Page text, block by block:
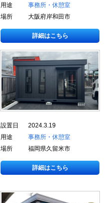
用途
事務所・休憩室
場所
大阪府岸和田市
詳細はこちら
設置日
2024.3.19
用途
事務所・休憩室
場所
福岡県久留米市
詳細はこちら